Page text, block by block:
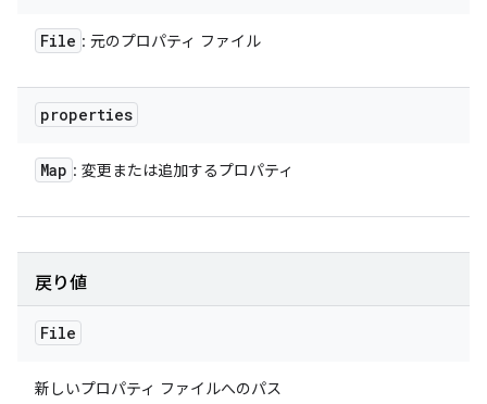
File : 元のプロパティ ファイル
properties
Map : 変更または追加するプロパティ
戻り値
File
新しいプロパティ ファイルへのパス